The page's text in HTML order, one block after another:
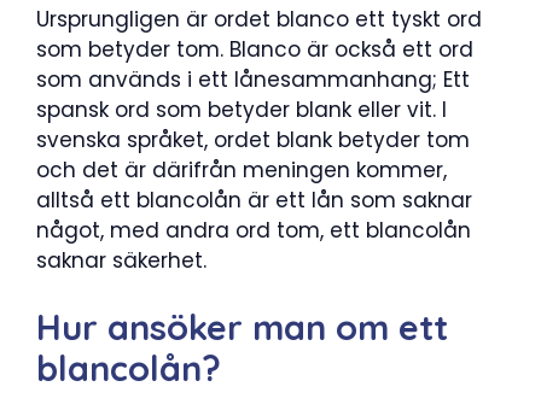
Ursprungligen är ordet blanco ett tyskt ord
som betyder tom. Blanco är också ett ord
som används i ett lånesammanhang; Ett
spansk ord som betyder blank eller vit. I
svenska språket, ordet blank betyder tom
och det är därifrån meningen kommer,
alltså ett blancolån är ett lån som saknar
något, med andra ord tom, ett blancolån
saknar säkerhet.
Hur ansöker man om ett
blancolån?